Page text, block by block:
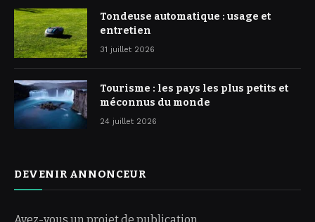
Tondeuse automatique : usage et
entretien
31 juillet 2026
Tourisme : les pays les plus petits et
méconnus du monde
24 juillet 2026
DEVENIR ANNONCEUR